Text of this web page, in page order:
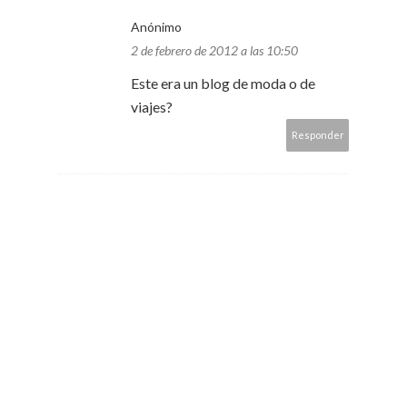
Anónimo
2 de febrero de 2012 a las 10:50
Este era un blog de moda o de
viajes?
Responder